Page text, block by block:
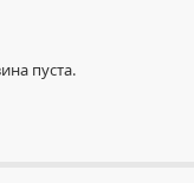
пуста.